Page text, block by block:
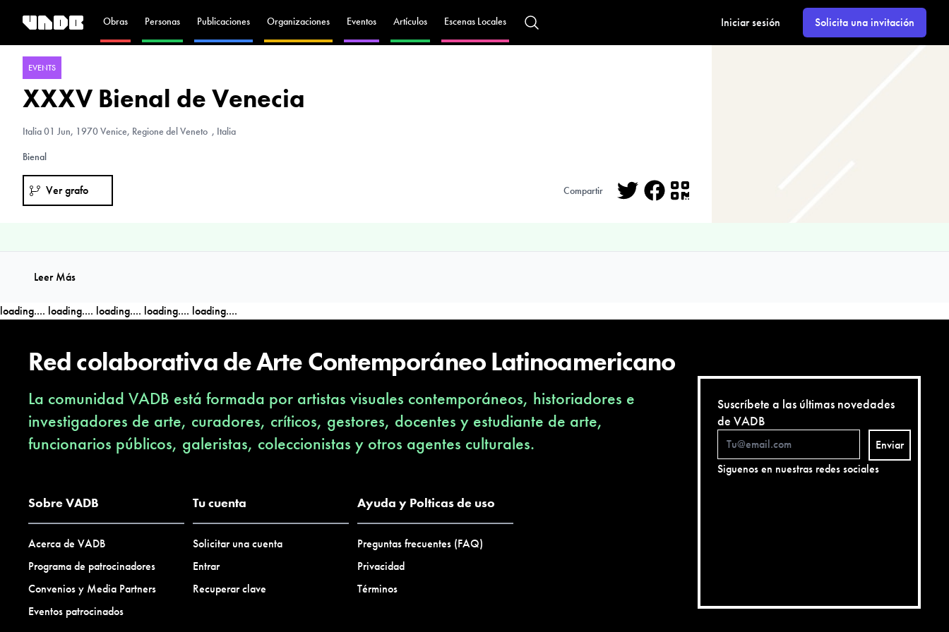
Obras Personas Publicaciones Organizaciones Eventos Artículos Escenas Locales Iniciar sesión Solicita una invitación
EVENTS
XXXV Bienal de Venecia
Italia01 Jun, 1970 Venice, Regione del Veneto , Italia
Bienal
Ver grafo Compartir
Leer Más
loading.... loading.... loading.... loading.... loading....
Red colaborativa de Arte Contemporáneo Latinoamericano
La comunidad VADB está formada por artistas visuales contemporáneos, historiadores e
investigadores de arte, curadores, críticos, gestores, docentes y estudiante de arte,
funcionarios públicos, galeristas, coleccionistas y otros agentes culturales.
Sobre VADB
Acerca de VADB
Programa de patrocinadores
Convenios y Media Partners
Eventos patrocinados
Tu cuenta
Solicitar una cuenta
Entrar
Recuperar clave
Ayuda y Polticas de uso
Preguntas frecuentes (FAQ)
Privacidad
Términos
Suscríbete a las últimas novedades
de VADB
Enviar
Siguenos en nuestras redes sociales